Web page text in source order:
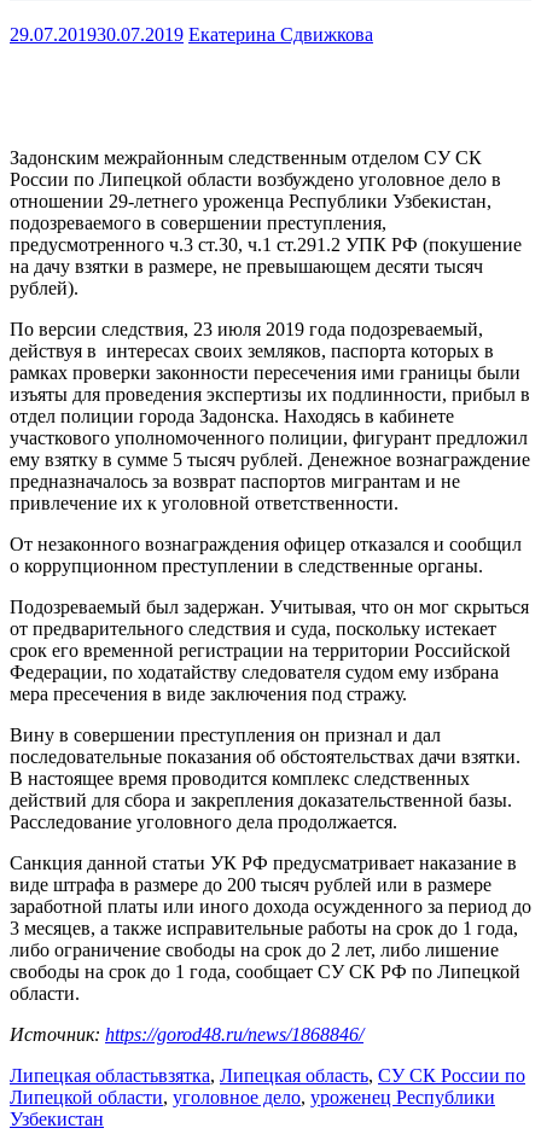
29.07.201930.07.2019 Екатерина Сдвижкова
Задонским межрайонным следственным отделом СУ СК
России по Липецкой области возбуждено уголовное дело в
отношении 29-летнего уроженца Республики Узбекистан,
подозреваемого в совершении преступления,
предусмотренного ч.3 ст.30, ч.1 ст.291.2 УПК РФ (покушение
на дачу взятки в размере, не превышающем десяти тысяч
рублей).
По версии следствия, 23 июля 2019 года подозреваемый,
действуя в интересах своих земляков, паспорта которых в
рамках проверки законности пересечения ими границы были
изъяты для проведения экспертизы их подлинности, прибыл в
отдел полиции города Задонска. Находясь в кабинете
участкового уполномоченного полиции, фигурант предложил
ему взятку в сумме 5 тысяч рублей. Денежное вознаграждение
предназначалось за возврат паспортов мигрантам и не
привлечение их к уголовной ответственности.
От незаконного вознаграждения офицер отказался и сообщил
о коррупционном преступлении в следственные органы.
Подозреваемый был задержан. Учитывая, что он мог скрыться
от предварительного следствия и суда, поскольку истекает
срок его временной регистрации на территории Российской
Федерации, по ходатайству следователя судом ему избрана
мера пресечения в виде заключения под стражу.
Вину в совершении преступления он признал и дал
последовательные показания об обстоятельствах дачи взятки.
В настоящее время проводится комплекс следственных
действий для сбора и закрепления доказательственной базы.
Расследование уголовного дела продолжается.
Санкция данной статьи УК РФ предусматривает наказание в
виде штрафа в размере до 200 тысяч рублей или в размере
заработной платы или иного дохода осужденного за период до
3 месяцев, а также исправительные работы на срок до 1 года,
либо ограничение свободы на срок до 2 лет, либо лишение
свободы на срок до 1 года, сообщает СУ СК РФ по Липецкой
области.
Источник: https://gorod48.ru/news/1868846/
Липецкая областьвзятка, Липецкая область, СУ СК России по
Липецкой области, уголовное дело, уроженец Республики
Узбекистан